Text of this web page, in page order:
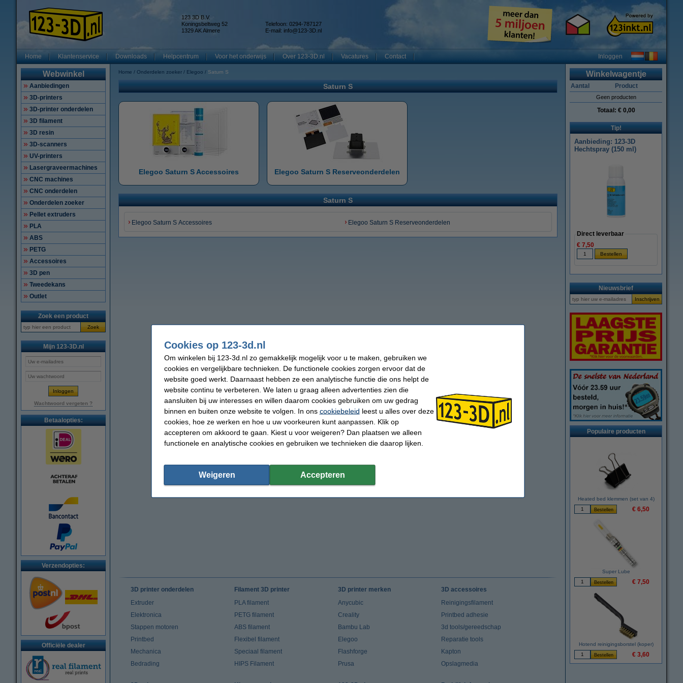
123 3D B.V.
Koningsbeltweg 52
1329 AK Almere
Telefoon: 0294-787127
E-mail: info@123-3D.nl
Home Klantenservice Downloads Helpcentrum Voor het onderwijs Over 123-3D.nl Vacatures Contact Inloggen
Webwinkel
Aanbiedingen
3D-printers
3D-printer onderdelen
3D filament
3D resin
3D-scanners
UV-printers
Lasergraveermachines
CNC machines
CNC onderdelen
Onderdelen zoeker
Pellet extruders
PLA
ABS
PETG
Accessoires
3D pen
Tweedekans
Outlet
Zoek een product
Zoek
Mijn 123-3D.nl
Wachtwoord vergeten ?
Betaalopties:
Verzendopties:
Officiële dealer
Home Onderdelen zoeker Elegoo Saturn S
Saturn S
Elegoo Saturn S Accessoires Elegoo Saturn S Reserveonderdelen
Saturn S
Elegoo Saturn S Accessoires Elegoo Saturn S Reserveonderdelen
Winkelwagentje
Aantal Product
Geen producten
Totaal: € 0,00
Tip!
Aanbieding: 123-3D
Hechtspray (150 ml)
Direct leverbaar
€ 7,50
Nieuwsbrief
Populaire producten
Heated bed klemmen (set van 4)
€ 6,50
Super Lube
€ 7,50
Hotend reinigingsborstel (koper)
€ 3,60
3D printer onderdelen
Extruder
Elektronica
Stappen motoren
Printbed
Mechanica
Bedrading
Filament 3D printer
PLA filament
PETG filament
ABS filament
Flexibel filament
Speciaal filament
HIPS Filament
3D printer merken
Anycubic
Creality
Bambu Lab
Elegoo
Flashforge
Prusa
3D accessoires
Reinigingsfilament
Printbed adhesie
3d tools/gereedschap
Reparatie tools
Kapton
Opslagmedia
Cookies op 123-3d.nl
Om winkelen bij 123-3d.nl zo gemakkelijk mogelijk voor u te maken, gebruiken we
cookies en vergelijkbare technieken. De functionele cookies zorgen ervoor dat de
website goed werkt. Daarnaast hebben ze een analytische functie die ons helpt de
website continu te verbeteren. We laten u graag alleen advertenties zien die
aansluiten bij uw interesses en willen daarom cookies gebruiken om uw gedrag
binnen en buiten onze website te volgen. In ons cookiebeleid leest u alles over deze
cookies, hoe ze werken en hoe u uw voorkeuren kunt aanpassen. Klik op
accepteren om akkoord te gaan. Kiest u voor weigeren? Dan plaatsen we alleen
functionele en analytische cookies en gebruiken we technieken die daarop lijken.
Weigeren Accepteren